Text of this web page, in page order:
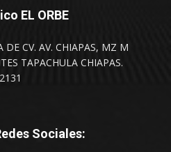
EL ORBE
DE CV. AV. CHIAPAS, MZ M
TAPACHULA CHIAPAS.
Sociales: